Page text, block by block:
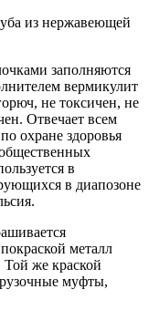
из нержавеющей
заполняются
вермикулит
не токсичен, не
Отвечает всем
охране здоровья
в
в диапозоне
металл
Той же краской
муфты,